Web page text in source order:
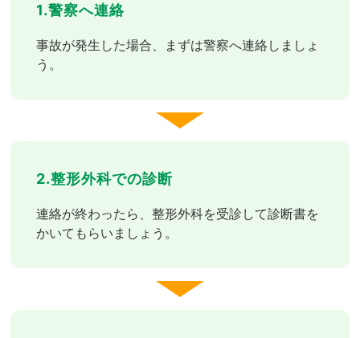
1.警察へ連絡
事故が発生した場合、まずは警察へ連絡しましょ
う。
2.整形外科での診断
連絡が終わったら、整形外科を受診して診断書を
かいてもらいましょう。